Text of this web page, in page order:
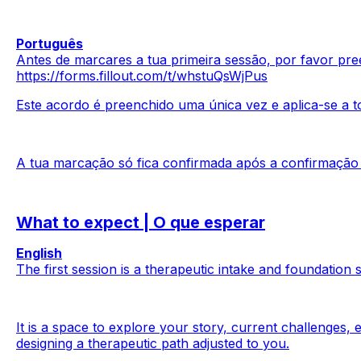
Português
Antes de marcares a tua primeira sessão, por favor
https://forms.fillout.com/t/whstuQsWjPus
Este acordo é preenchido uma única vez e aplica-se a
A tua marcação só fica confirmada após a
What to expect | O que esperar
English
The first session is a therapeutic intake and foundation
It is a space to explore your story, current challenges,
designing a therapeutic path adjusted to you.